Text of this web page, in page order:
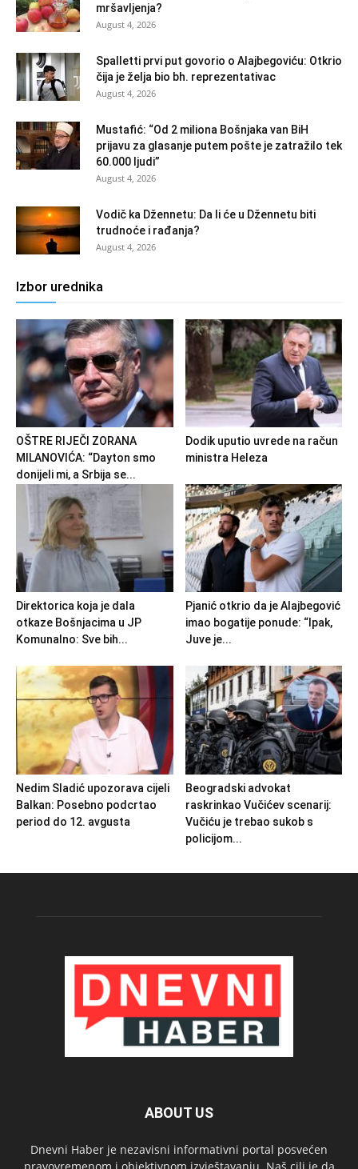
mršavljenja?
August 4, 2026
Spalletti prvi put govorio o Alajbegoviću: Otkrio
čija je želja bio bh. reprezentativac
August 4, 2026
Mustafić: “Od 2 miliona Bošnjaka van BiH
prijavu za glasanje putem pošte je zatražilo tek
60.000 ljudi”
August 4, 2026
Vodič ka Džennetu: Da li će u Džennetu biti
trudnoće i rađanja?
August 4, 2026
Izbor urednika
OŠTRE RIJEČI ZORANA
MILANOVIĆA: “Dayton smo
donijeli mi, a Srbija se...
Dodik uputio uvrede na račun
ministra Heleza
Direktorica koja je dala
otkaze Bošnjacima u JP
Komunalno: Sve bih...
Pjanić otkrio da je Alajbegović
imao bogatije ponude: “Ipak,
Juve je...
Nedim Sladić upozorava cijeli
Balkan: Posebno podcrtao
period do 12. avgusta
Beogradski advokat
raskrinkao Vučićev scenarij:
Vučiću je trebao sukob s
policijom...
ABOUT US
Dnevni Haber je nezavisni informativni portal posvećen